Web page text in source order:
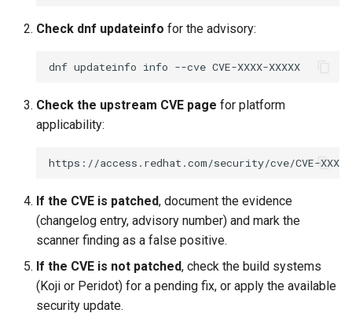
Check dnf updateinfo for the advisory:
dnf updateinfo info --cve
Check the upstream CVE page for platform
applicability:
If the CVE is patched, document the evidence
(changelog entry, advisory number) and mark the
scanner finding as a false positive.
If the CVE is not patched, check the build systems
(Koji or Peridot) for a pending fix, or apply the available
security update.